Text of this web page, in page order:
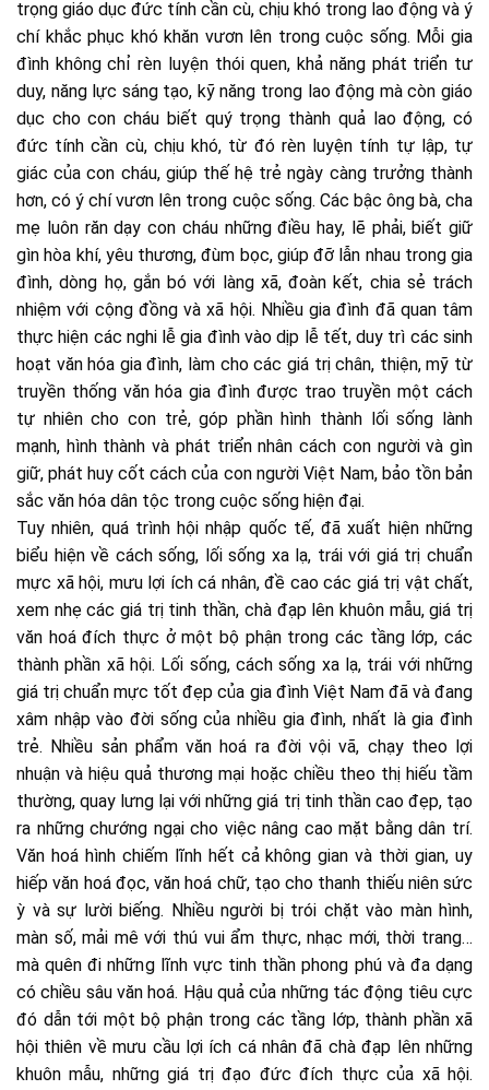
trọng giáo dục đức tính cần cù, chịu khó trong lao động và ý
chí khắc phục khó khăn vươn lên trong cuộc sống. Mỗi gia
đình không chỉ rèn luyện thói quen, khả năng phát triển tư
duy, năng lực sáng tạo, kỹ năng trong lao động mà còn giáo
dục cho con cháu biết quý trọng thành quả lao động, có
đức tính cần cù, chịu khó, từ đó rèn luyện tính tự lập, tự
giác của con cháu, giúp thế hệ trẻ ngày càng trưởng thành
hơn, có ý chí vươn lên trong cuộc sống. Các bậc ông bà, cha
mẹ luôn răn dạy con cháu những điều hay, lẽ phải, biết giữ
gìn hòa khí, yêu thương, đùm bọc, giúp đỡ lẫn nhau trong gia
đình, dòng họ, gắn bó với làng xã, đoàn kết, chia sẻ trách
nhiệm với cộng đồng và xã hội. Nhiều gia đình đã quan tâm
thực hiện các nghi lễ gia đình vào dịp lễ tết, duy trì các sinh
hoạt văn hóa gia đình, làm cho các giá trị chân, thiện, mỹ từ
truyền thống văn hóa gia đình được trao truyền một cách
tự nhiên cho con trẻ, góp phần hình thành lối sống lành
mạnh, hình thành và phát triển nhân cách con người và gìn
giữ, phát huy cốt cách của con người Việt Nam, bảo tồn bản
sắc văn hóa dân tộc trong cuộc sống hiện đại.
Tuy nhiên, quá trình hội nhập quốc tế, đã xuất hiện những
biểu hiện về cách sống, lối sống xa lạ, trái với giá trị chuẩn
mực xã hội, mưu lợi ích cá nhân, đề cao các giá trị vật chất,
xem nhẹ các giá trị tinh thần, chà đạp lên khuôn mẫu, giá trị
văn hoá đích thực ở một bộ phận trong các tầng lớp, các
thành phần xã hội. Lối sống, cách sống xa lạ, trái với những
giá trị chuẩn mực tốt đẹp của gia đình Việt Nam đã và đang
xâm nhập vào đời sống của nhiều gia đình, nhất là gia đình
trẻ. Nhiều sản phẩm văn hoá ra đời vội vã, chạy theo lợi
nhuận và hiệu quả thương mại hoặc chiều theo thị hiếu tầm
thường, quay lưng lại với những giá trị tinh thần cao đẹp, tạo
ra những chướng ngại cho việc nâng cao mặt bằng dân trí.
Văn hoá hình chiếm lĩnh hết cả không gian và thời gian, uy
hiếp văn hoá đọc, văn hoá chữ, tạo cho thanh thiếu niên sức
ỳ và sự lười biếng. Nhiều người bị trói chặt vào màn hình,
màn số, mải mê với thú vui ẩm thực, nhạc mới, thời trang…
mà quên đi những lĩnh vực tinh thần phong phú và đa dạng
có chiều sâu văn hoá. Hậu quả của những tác động tiêu cực
đó dẫn tới một bộ phận trong các tầng lớp, thành phần xã
hội thiên về mưu cầu lợi ích cá nhân đã chà đạp lên những
khuôn mẫu, những giá trị đạo đức đích thực của xã hội.